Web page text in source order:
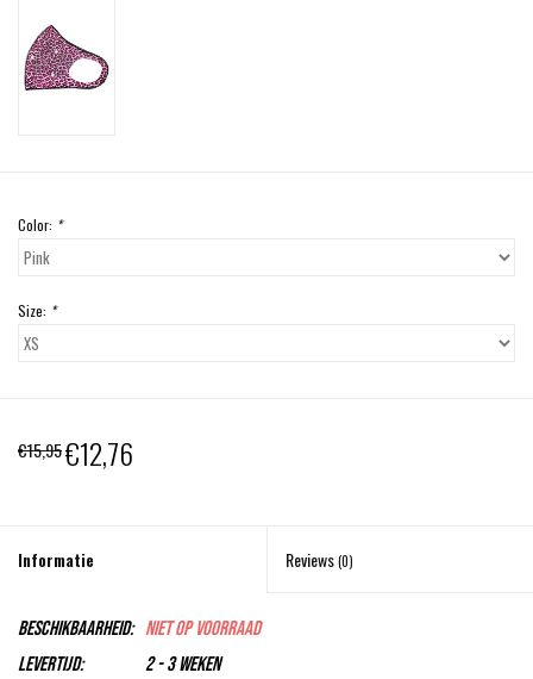
Color: *
Size: *
€15,95€12,76
Informatie Reviews(0)
Beschikbaarheid: Niet op voorraad
Levertijd:
2 - 3 weken